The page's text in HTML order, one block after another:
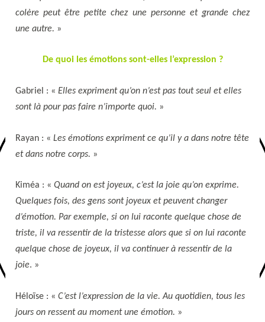
colère peut être petite chez une personne et grande chez
une autre. »
De quoi les émotions sont-elles l’expression ?
Gabriel : «Elles expriment qu’on n’est pas tout seul et elles
sont là pour pas faire n’importe quoi. »
Rayan : «Les émotions expriment ce qu’il y a dans notre tête
et dans notre corps. »
Kiméa : «Quand on est joyeux, c’est la joie qu’on exprime.
Quelques fois, des gens sont joyeux et peuvent changer
d’émotion. Par exemple, si on lui raconte quelque chose de
triste, il va ressentir de la tristesse alors que si on lui raconte
quelque chose de joyeux, il va continuer à ressentir de la
joie. »
Héloïse : «C’est l’expression de la vie. Au quotidien, tous les
jours on ressent au moment une émotion. »